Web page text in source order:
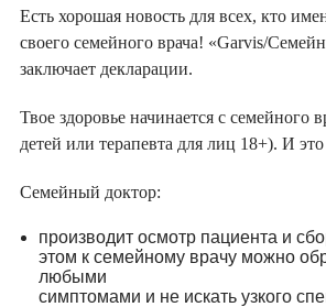
Есть хорошая новость для всех, кто
своего семейного врача! «Garvis/
заключает декларации.
Твое здоровье начинается с семейного
детей или терапевта для лиц 18+). И
Семейный доктор:
производит осмотр пациента и
этом к семейному врачу можно
любыми
симптомами и не искать узкого